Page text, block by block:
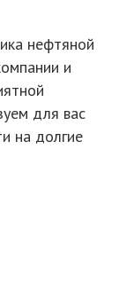
нефтяной
и
для вас
на долгие